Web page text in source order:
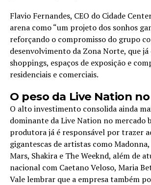
Flavio Fernandes, CEO do Cidade
arena como “um projeto dos sonhos
reforçando o compromisso do grupo
desenvolvimento da Zona Norte, que
shoppings, espaços de exposição e
residenciais e comerciais.
O peso da Live Nation
O alto investimento consolida ainda
dominante da Live Nation no mercado
produtora já é responsável por trazer
gigantescas de artistas como
Mars, Shakira e The Weeknd, além de
nacional com Caetano Veloso, Maria
Vale lembrar que a empresa também